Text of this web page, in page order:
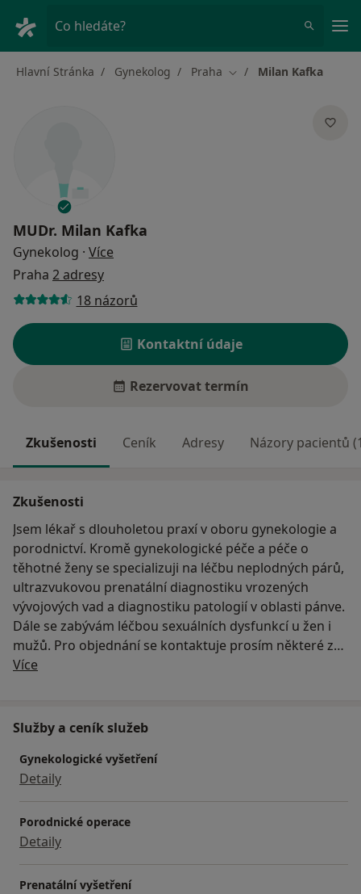
Co hledáte?
Hlavní Stránka Gynekolog Praha Změna města
Milan Kafka
MUDr. Milan Kafka
Gynekolog · Více
Praha 2 adresy
18 názorů
Kontaktní údaje
Rezervovat termín
Zkušenosti Ceník Adresy Názory pacientů
Zkušenosti
Jsem lékař s dlouholetou praxí v oboru gynekologie a
porodnictví. Kromě gynekologické péče a péče o
těhotné ženy se specializuji na léčbu neplodných párů,
ultrazvukovou prenatální diagnostiku vrozených
vývojových vad a diagnostiku patologií v oblasti pánve.
Dále se zabývám léčbou sexuálních dysfunkcí u žen i
mužů. Pro objednání se kontaktuje prosím některé z
uvedených pracovišť.
Více
Služby a ceník služeb
Gynekologické vyšetření
Detaily
Porodnické operace
Detaily
Prenatální vyšetření